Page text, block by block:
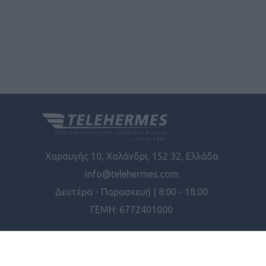
Χαραυγής 10, Χαλάνδρι, 152 32, Ελλάδα
info@telehermes.com
Δευτέρα - Παρασκευή | 8:00 - 18:00
ΓΕΜΗ: 6772401000